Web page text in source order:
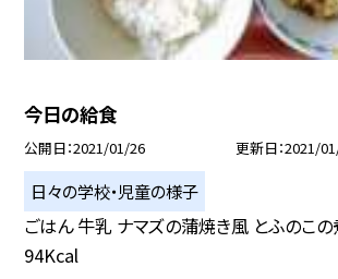
今日の給食
公開日 2021/01/26 更新日 2021/
日々の学校・児童の様子
ごはん 牛乳 ナマズの蒲焼き風 とふのこ
94Kcal